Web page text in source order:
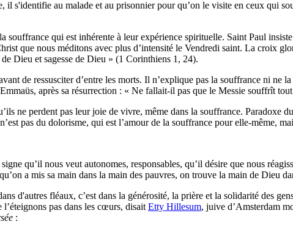
il s'identifie au malade et au prisonnier pour qu’on le visite en ceux qui
souffrance qui est inhérente à leur expérience spirituelle. Saint Paul
que nous méditons avec plus d’intensité le Vendredi saint. La croix
Dieu et sagesse de Dieu » (1 Corinthiens 1, 24).
de ressusciter d’entre les morts. Il n’explique pas la souffrance ni ne
après sa résurrection : « Ne fallait-il pas que le Messie souffrît
ne perdent pas leur joie de vivre, même dans la souffrance. Paradoxe
pas du dolorisme, qui est l’amour de la souffrance pour elle-même,
qu’il nous veut autonomes, responsables, qu’il désire que nous
a mis sa main dans la main des pauvres, on trouve la main de Dieu
d'autres fléaux, c’est dans la générosité, la prière et la solidarité des
pas dans les cœurs, disait Etty Hillesum, juive d’Amsterdam
: